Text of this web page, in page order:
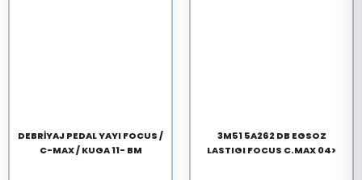
DEBRİYAJ PEDAL YAYI FOCUS /
C-MAX / KUGA 11- BM
3M51 5A262 DB EGSOZ
LASTIGI FOCUS C.MAX 04>